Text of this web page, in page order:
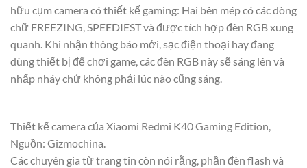
hữu cụm camera có thiết kế gaming: Hai bên mép có các dòng
chữ FREEZING, SPEEDIEST và được tích hợp đèn RGB xung
quanh. Khi nhận thông báo mới, sạc điện thoại hay đang
dùng thiết bị để chơi game, các đèn RGB này sẽ sáng lên và
nhấp nháy chứ không phải lúc nào cũng sáng.
Thiết kế camera của Xiaomi Redmi K40 Gaming Edition,
Nguồn: Gizmochina.
Các chuyên gia từ trang tin còn nói rằng, phần đèn flash và